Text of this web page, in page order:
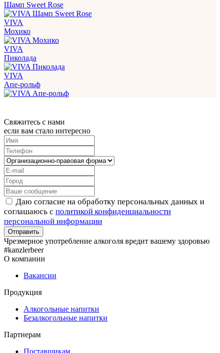
Шамп Sweet Rose
VIVA
Мохико
VIVA
Пиколада
VIVA
Апе-рольф
Свяжитесь с нами
если вам стало интересно
Даю согласие на обработку персональных данных и
соглашаюсь с политикой конфиденциальности
персональной информации
Чрезмерное употребление алкоголя вредит вашему здоровью
#kanzlerbeer
О компании
Вакансии
Продукция
Алкогольные напитки
Безалкогольные напитки
Партнерам
Поставщикам